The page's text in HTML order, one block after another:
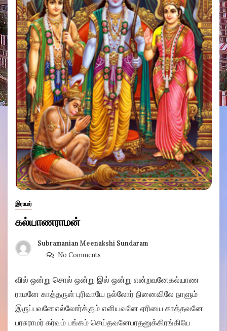
இராமர்
கல்யாணராமன்
Subramanian Meenakshi Sundaram
No Comments
வில் ஒன்று சொல் ஒன்று இல் ஒன்று என்றவனேகல்யாண
ராமனே காத்தருள் புரிவாயே நல்லோர் நினைவிலே நாளும்
இருப்பவனேஎல்லோர்க்கும் எளியவனே ஏரியை காத்தவனே
பரசுராமர் கர்வம் பங்கம் செய்தவனேபரதனுக்கிரங்கியே